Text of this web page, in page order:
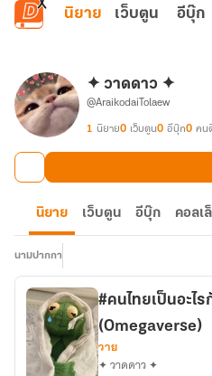
ข้ามไปยังเนื้อหาหลัก
นิยาย เว็บตูน อีบุ๊ก
✦ วาดดาว ✦
@AraikodaiTolaew
1 นิยาย0 เว็บตูน0 อีบุ๊ก0 คน
นิยาย เว็บตูน อีบุ๊ก คอลเ
นามปากกา
#คนไทยเป็นอะไร
(Omegaverse)
วาย
✦ วาดดาว ✦